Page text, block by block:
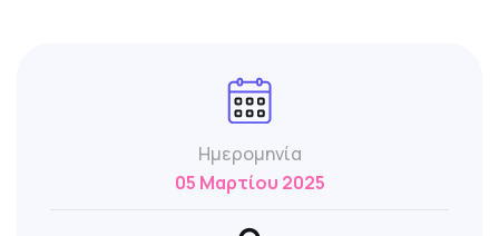
Ημερομηνία
05 Μαρτίου 2025